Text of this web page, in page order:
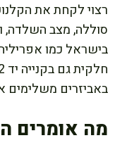
רצוי לקחת את
סוללה, מצב השלדה,
באביזרים משלימים
מה אומרים